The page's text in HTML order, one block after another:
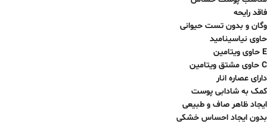
فاقد رایحه
وگان و بدون تست حیوانی
حاوی نیاسینامید
حاوی ویتامین E
حاوی مشتق ویتامین C
دارای عصاره انار
کمک به شادابی پوست
ایجاد ظاهر صاف و طبیعی
بدون ایجاد احساس خشکی